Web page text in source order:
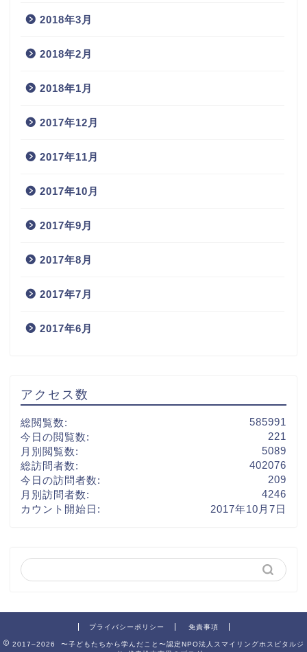
2018年3月
2018年2月
2018年1月
2017年12月
2017年11月
2017年10月
2017年9月
2017年8月
2017年7月
2017年6月
アクセス数
585991
総閲覧数:
221
今日の閲覧数:
5089
月別閲覧数:
402076
総訪問者数:
209
今日の訪問者数:
4246
月別訪問者数:
2017年10月7日
カウント開始日:
プライバシーポリシー 免責事項
2017–2026 〜子どもたちから学んだこと〜認定NPO法人スマイリングホスピタルジ